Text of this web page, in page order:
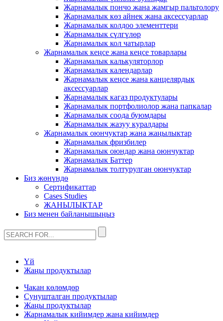
Жарнамалык пончо жана жамгыр пальтолору
Жарнамалык көз айнек жана аксессуарлар
Жарнамалык колдоо элементтери
Жарнамалык сүлгүлөр
Жарнамалык кол чатырлар
Жарнамалык кеңсе жана кеңсе товарлары
Жарнамалык калькуляторлор
Жарнамалык календарлар
Жарнамалык кеңсе жана канцелярдык
аксессуарлар
Жарнамалык кагаз продуктулары
Жарнамалык портфолиолор жана папкалар
Жарнамалык соода буюмдары
Жарнамалык жазуу куралдары
Жарнамалык оюнчуктар жана жаңылыктар
Жарнамалык фризбилер
Жарнамалык оюндар жана оюнчуктар
Жарнамалык Баттер
Жарнамалык толтурулган оюнчуктар
Биз жөнүндө
Сертификаттар
Cases Studies
ЖАНЫЛЫКТАР
Биз менен байланышыңыз
Үй
Жаңы продуктылар
Чакан көлөмдөр
Сунушталган продуктылар
Жаңы продуктылар
Жарнамалык кийимдер жана кийимдер